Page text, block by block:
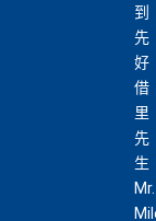
到
先
好
借
里
先
生
Mr.